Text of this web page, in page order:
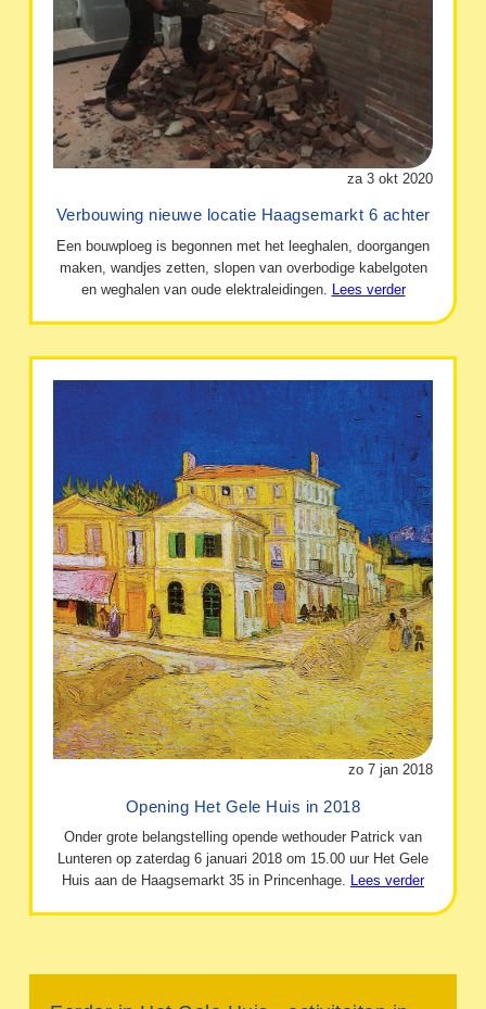
za 3 okt 2020
Verbouwing nieuwe locatie Haagsemarkt 6 achter
Een bouwploeg is begonnen met het leeghalen, doorgangen
maken, wandjes zetten, slopen van overbodige kabelgoten
en weghalen van oude elektraleidingen. Lees verder
zo 7 jan 2018
Opening Het Gele Huis in 2018
Onder grote belangstelling opende wethouder Patrick van
Lunteren op zaterdag 6 januari 2018 om 15.00 uur Het Gele
Huis aan de Haagsemarkt 35 in Princenhage. Lees verder